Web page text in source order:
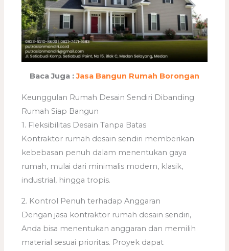
Baca Juga : Jasa Bangun Rumah Borongan
Keunggulan Rumah Desain Sendiri Dibanding
Rumah Siap Bangun
1. Fleksibilitas Desain Tanpa Batas
Kontraktor rumah desain sendiri memberikan
kebebasan penuh dalam menentukan gaya
rumah, mulai dari minimalis modern, klasik,
industrial, hingga tropis.
2. Kontrol Penuh terhadap Anggaran
Dengan jasa kontraktor rumah desain sendiri,
Anda bisa menentukan anggaran dan memilih
material sesuai prioritas. Proyek dapat